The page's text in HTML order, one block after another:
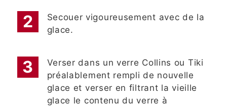
Secouer vigoureusement avec de la
glace.
Verser dans un verre Collins ou Tiki
préalablement rempli de nouvelle
glace et verser en filtrant la vieille
glace le contenu du verre à